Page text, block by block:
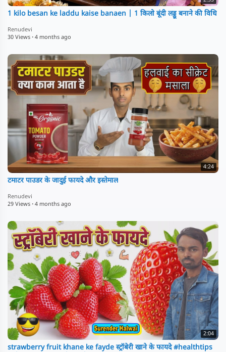
1 kilo besan ke laddu kaise banaen | 1 किलो बूंदी लड्डू बनाने की विधि
Renudevi
30 Views · 4 months ago
4:24
टमाटर पाउडर के जादुई फायदे और इस्तेमाल
Renudevi
29 Views · 4 months ago
2:04
strawberry fruit khane ke fayde स्ट्रॉबेरी खाने के फायदे #healthtips